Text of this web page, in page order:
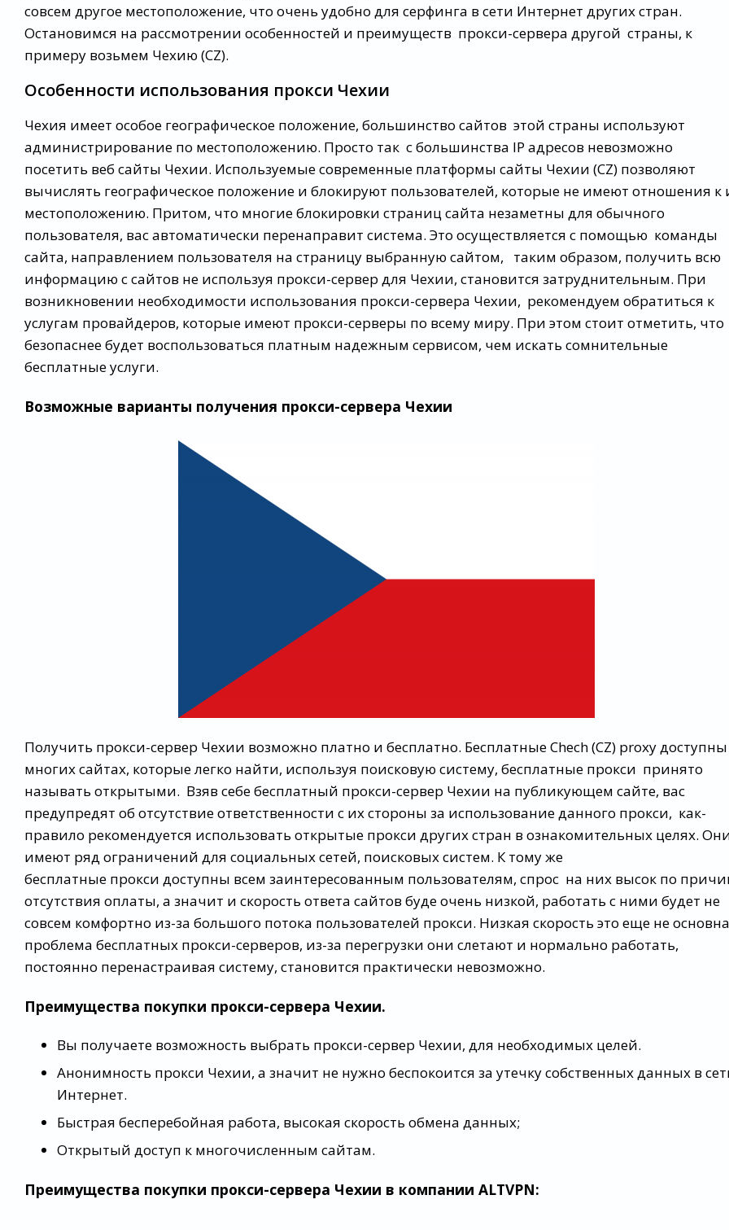
совсем другое местоположение, что очень удобно для серфинга в сети Интернет других стран.
Остановимся на рассмотрении особенностей и преимуществ прокси-сервера другой страны, к
примеру возьмем Чехию (CZ).
Особенности использования прокси Чехии
Чехия имеет особое географическое положение, большинство сайтов этой страны используют
администрирование по местоположению. Просто так с большинства IP адресов невозможно
посетить веб сайты Чехии. Используемые современные платформы сайты Чехии (CZ) позволяют
вычислять географическое положение и блокируют пользователей, которые не имеют отношения к
местоположению. Притом, что многие блокировки страниц сайта незаметны для обычного
пользователя, вас автоматически перенаправит система. Это осуществляется с помощью команды
сайта, направлением пользователя на страницу выбранную сайтом, таким образом, получить всю
информацию с сайтов не используя прокси-сервер для Чехии, становится затруднительным. При
возникновении необходимости использования прокси-сервера Чехии, рекомендуем обратиться к
услугам провайдеров, которые имеют прокси-серверы по всему миру. При этом стоит отметить, что
безопаснее будет воспользоваться платным надежным сервисом, чем искать сомнительные
бесплатные услуги.
Возможные варианты получения прокси-сервера Чехии
Получить прокси-сервер Чехии возможно платно и бесплатно. Бесплатные Chech (CZ) proxy
многих сайтах, которые легко найти, используя поисковую систему, бесплатные прокси принято
называть открытыми. Взяв себе бесплатный прокси-сервер Чехии на публикующем сайте, вас
предупредят об отсутствие ответственности с их стороны за использование данного прокси, как-
правило рекомендуется использовать открытые прокси других стран в ознакомительных целях.
имеют ряд ограничений для социальных сетей, поисковых систем. К тому же
бесплатные прокси доступны всем заинтересованным пользователям, спрос на них высок по
отсутствия оплаты, а значит и скорость ответа сайтов буде очень низкой, работать с ними будет не
совсем комфортно из-за большого потока пользователей прокси. Низкая скорость это еще не
проблема бесплатных прокси-серверов, из-за перегрузки они слетают и нормально работать,
постоянно перенастраивая систему, становится практически невозможно.
Преимущества покупки прокси-сервера Чехии.
Вы получаете возможность выбрать прокси-сервер Чехии, для необходимых целей.
Анонимность прокси Чехии, а значит не нужно беспокоится за утечку собственных данных в
Интернет.
Быстрая бесперебойная работа, высокая скорость обмена данных;
Открытый доступ к многочисленным сайтам.
Преимущества покупки прокси-сервера Чехии в компании ALTVPN: